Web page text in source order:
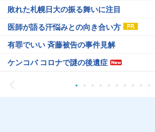
敗れた札幌日大の振る舞いに注目
医師が語る汗悩みとの向き合い方
有罪でいい 斉藤被告の事件見解
ケンコバ コロナで謎の後遺症